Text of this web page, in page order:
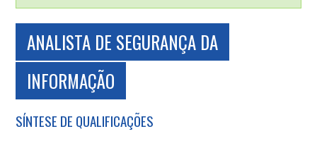
ANALISTA DE SEGURANÇA DA
INFORMAÇÃO
SÍNTESE DE QUALIFICAÇÕES